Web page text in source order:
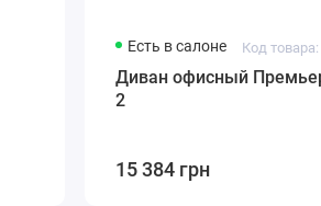
Есть в салоне Код
Диван офисный
2
15 384 грн